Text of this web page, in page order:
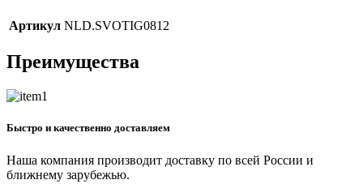
Артикул NLD.SVOTIG0812
Преимущества
Быстро и качественно доставляем
Наша компания производит доставку по всей России и
ближнему зарубежью.